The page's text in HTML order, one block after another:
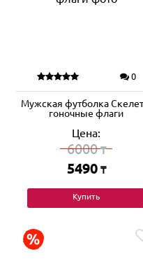
0
Мужская футболка
гоночные флаги
Цена:
6000₸
5490 ₸
Купить